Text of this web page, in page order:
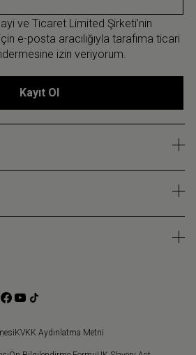
ve Ticaret Limited Şirketi’nin
e-posta aracılığıyla tarafıma ticari
izin veriyorum.
Kayıt Ol
KVKK Aydınlatma Metni